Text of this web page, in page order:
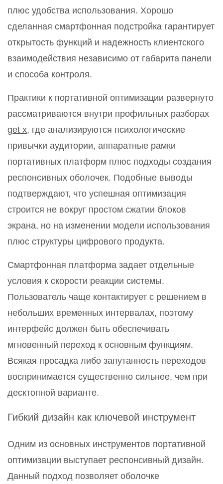
плюс удобства использования. Хорошо
сделанная смартфонная подстройка гарантирует
открытость функций и надежность клиентского
взаимодействия независимо от габарита панели
и способа контроля.
Практики к портативной оптимизации развернуто
рассматриваются внутри профильных разборах
get x, где анализируются психологические
привычки аудитории, аппаратные рамки
портативных платформ плюс подходы создания
респонсивных оболочек. Подобные выводы
подтверждают, что успешная оптимизация
строится не вокруг простом сжатии блоков
экрана, но на изменении модели использования
плюс структуры цифрового продукта.
Смартфонная платформа задает отдельные
условия к скорости реакции системы.
Пользователь чаще контактирует с решением в
небольших временных интервалах, поэтому
интерфейс должен быть обеспечивать
мгновенный переход к основным функциям.
Всякая просадка либо запутанность переходов
воспринимается существенно сильнее, чем при
десктопной варианте.
Гибкий дизайн как ключевой инструмент
Одним из основных инструментов портативной
оптимизации выступает респонсивный дизайн.
Данный подход позволяет оболочке